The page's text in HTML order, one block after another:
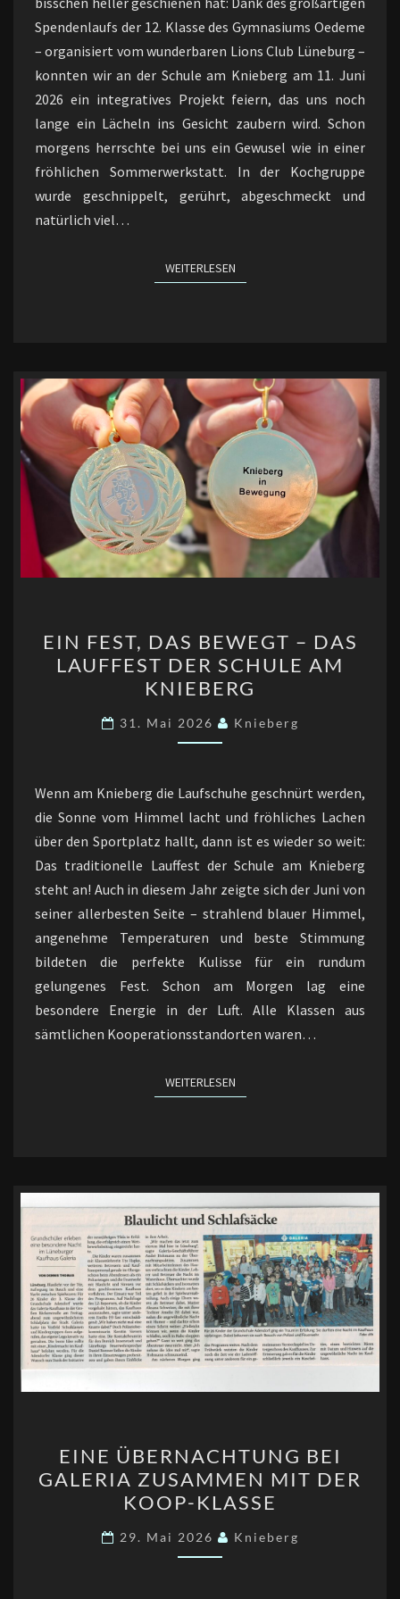
Spendenlaufs der 12. Klasse des Gymnasiums Oedeme
– organisiert vom wunderbaren Lions Club Lüneburg –
konnten wir an der Schule am Knieberg am 11. Juni
2026 ein integratives Projekt feiern, das uns noch
lange ein Lächeln ins Gesicht zaubern wird. Schon
morgens herrschte bei uns ein Gewusel wie in einer
fröhlichen Sommerwerkstatt. In der Kochgruppe
wurde geschnippelt, gerührt, abgeschmeckt und
natürlich viel…
WEITERLESENWEITERLESEN
FEST,
DAS
BEWEGT
–
DAS
DER
SCHULE
AM
KNIEBERG
EIN FEST, DAS BEWEGT – DAS
LAUFFEST DER SCHULE AM
KNIEBERG
31. Mai 2026 Knieberg
Wenn am Knieberg die Laufschuhe geschnürt werden,
die Sonne vom Himmel lacht und fröhliches Lachen
über den Sportplatz hallt, dann ist es wieder so weit:
Das traditionelle Lauffest der Schule am Knieberg
steht an! Auch in diesem Jahr zeigte sich der Juni von
seiner allerbesten Seite – strahlend blauer Himmel,
angenehme Temperaturen und beste Stimmung
bildeten die perfekte Kulisse für ein rundum
gelungenes Fest. Schon am Morgen lag eine
besondere Energie in der Luft. Alle Klassen aus
sämtlichen Kooperationsstandorten waren…
WEITERLESENWEITERLESEN
ÜBERNACHTUNG
BEI
GALERIA
ZUSAMMEN
MIT
EINE ÜBERNACHTUNG BEI
GALERIA ZUSAMMEN MIT DER
KOOP-KLASSE
29. Mai 2026 Knieberg